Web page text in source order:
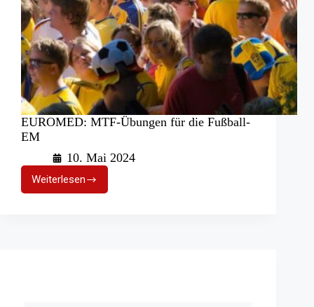
EUROMED: MTF-Übungen für die Fußball-
EM
10. Mai 2024
WeiterlesenEUROMED:
MTF-